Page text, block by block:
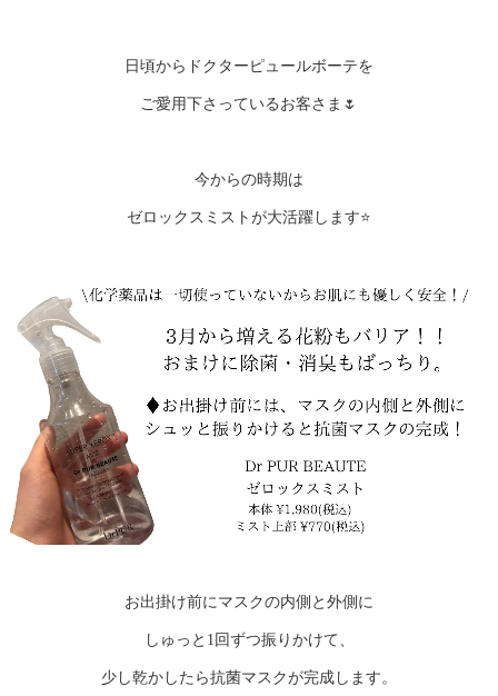
日頃からドクターピュールボーテを
ご愛用下さっているお客さま🌷
今からの時期は
ゼロックスミストが大活躍します⭐️
お出掛け前にマスクの内側と外側に
しゅっと1回ずつ振りかけて、
少し乾かしたら抗菌マスクが完成します。